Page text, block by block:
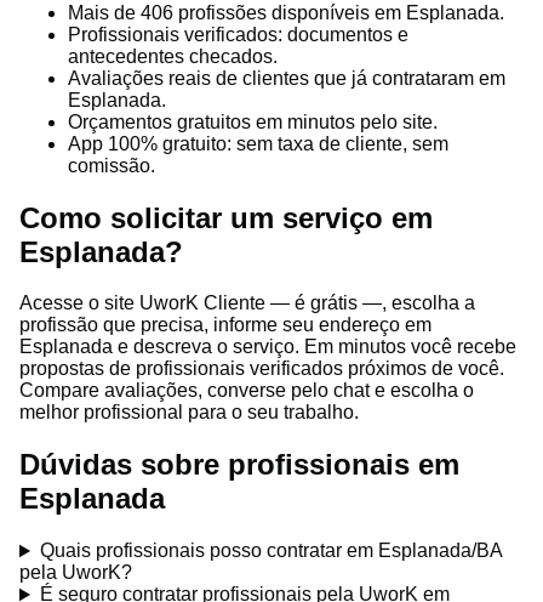
Mais de 406 profissões disponíveis em Esplanada.
Profissionais verificados: documentos e
antecedentes checados.
Avaliações reais de clientes que já contrataram em
Esplanada.
Orçamentos gratuitos em minutos pelo site.
App 100% gratuito: sem taxa de cliente, sem
comissão.
Como solicitar um serviço em
Esplanada?
Acesse o site UworK Cliente — é grátis —, escolha a
profissão que precisa, informe seu endereço em
Esplanada e descreva o serviço. Em minutos você recebe
propostas de profissionais verificados próximos de você.
Compare avaliações, converse pelo chat e escolha o
melhor profissional para o seu trabalho.
Dúvidas sobre profissionais em
Esplanada
Quais profissionais posso contratar em Esplanada/BA
pela UworK?
É seguro contratar profissionais pela UworK em